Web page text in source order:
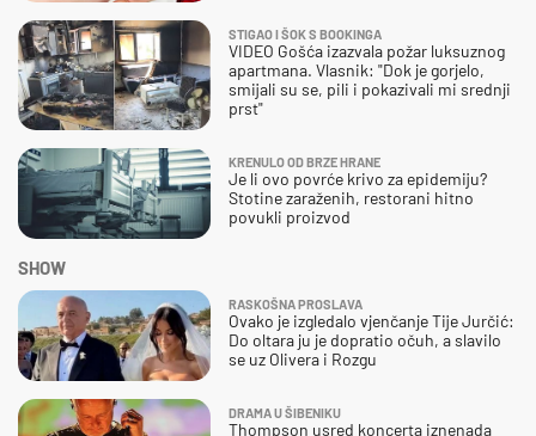
STIGAO I ŠOK S BOOKINGA
VIDEO Gošća izazvala požar luksuznog
apartmana. Vlasnik: "Dok je gorjelo,
smijali su se, pili i pokazivali mi srednji
prst"
KRENULO OD BRZE HRANE
Je li ovo povrće krivo za epidemiju?
Stotine zaraženih, restorani hitno
povukli proizvod
SHOW
RASKOŠNA PROSLAVA
Ovako je izgledalo vjenčanje Tije Jurčić:
Do oltara ju je dopratio očuh, a slavilo
se uz Olivera i Rozgu
DRAMA U ŠIBENIKU
Thompson usred koncerta iznenada